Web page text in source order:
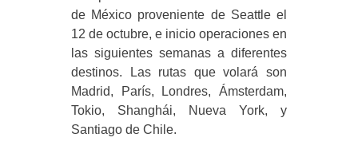
de México proveniente de Seattle el
12 de octubre, e inicio operaciones en
las siguientes semanas a diferentes
destinos. Las rutas que volará son
Madrid, París, Londres, Ámsterdam,
Tokio, Shanghái, Nueva York, y
Santiago de Chile.